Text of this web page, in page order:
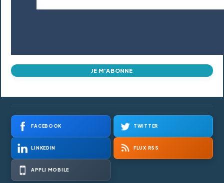
JE M'ABONNE
FACEBOOK TWITTER
LINKEDIN FLUX RSS
APPLI MOBILE